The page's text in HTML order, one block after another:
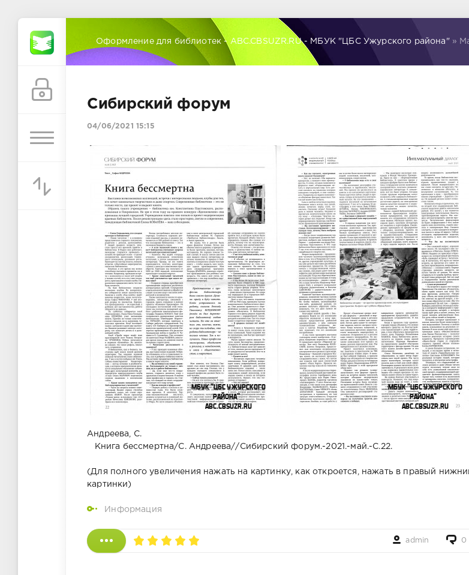
Оформление для библиотек - ABC.CBSUZR.RU - МБУК "ЦБС Ужурского района" »
Сибирский форум
04/06/2021 15:15
Андреева, С.
Книга бессмертна/С. Андреева//Сибирский форум.-2021.-май.-С.22.
(Для полного увеличения нажать на картинку, как откроется, нажать в правый
картинки)
Информация
admin 0